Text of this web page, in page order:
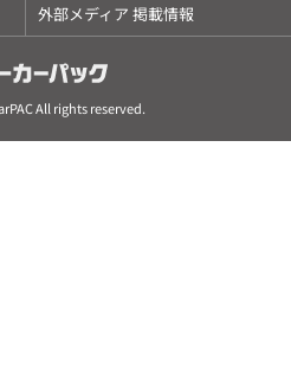
外部メディア 掲載情報
All rights reserved.